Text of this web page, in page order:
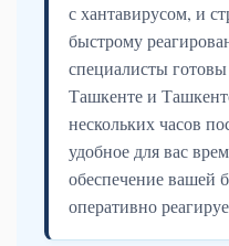
с хантавирусом, и
быстрому
специалисты
Ташкенте и
нескольких часов
удобное для вас
обеспечение вашей
оперативно